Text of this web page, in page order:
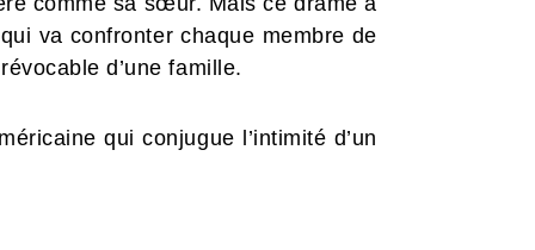
va confronter chaque membre de
d’une famille.
qui conjugue l’intimité d’un